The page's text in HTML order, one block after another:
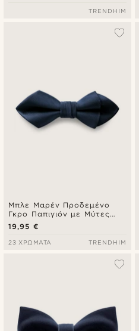
TRENDHIM
Μπλε Μαρέν Προδεμένο
Γκρο Παπιγιόν με Μύτες
Diamond
19,95 €
23 ΧΡΏΜΑΤΑ TRENDHIM